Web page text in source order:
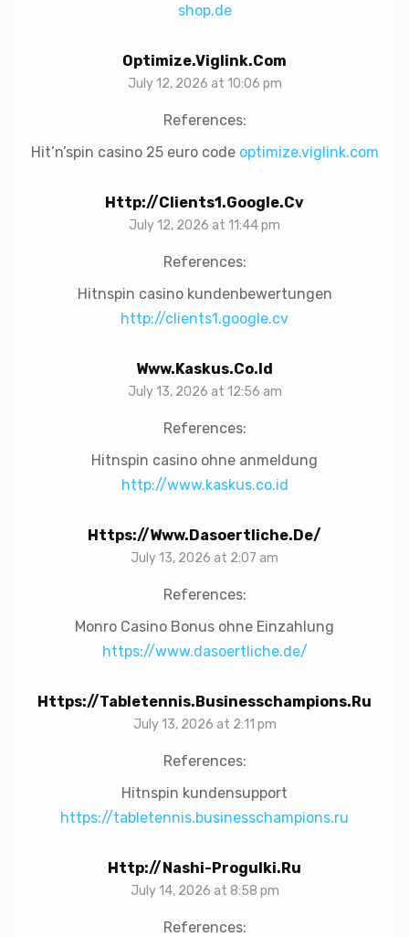
shop.de
Optimize.viglink.com
July 12, 2026 at 10:06 pm
References:
Hit’n’spin casino 25 euro code optimize.viglink.com
Http://clients1.google.cv
July 12, 2026 at 11:44 pm
References:
Hitnspin casino kundenbewertungen
http://clients1.google.cv
Www.kaskus.co.id
July 13, 2026 at 12:56 am
References:
Hitnspin casino ohne anmeldung
http://www.kaskus.co.id
Https://www.dasoertliche.de/
July 13, 2026 at 2:07 am
References:
Monro Casino Bonus ohne Einzahlung
https://www.dasoertliche.de/
Https://tabletennis.businesschampions.ru
July 13, 2026 at 2:11 pm
References:
Hitnspin kundensupport
https://tabletennis.businesschampions.ru
Http://nashi-Progulki.ru
July 14, 2026 at 8:58 pm
References: